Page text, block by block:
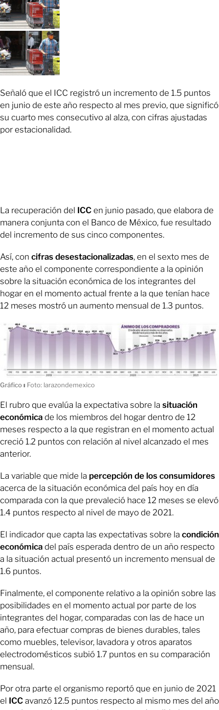
Señaló que el ICC registró un incremento de 1.5 puntos
en junio de este año respecto al mes previo, que significó
su cuarto mes consecutivo al alza, con cifras ajustadas
por estacionalidad.
La recuperación del ICC en junio pasado, que elabora de
manera conjunta con el Banco de México, fue resultado
del incremento de sus cinco componentes.
Así, con cifras desestacionalizadas, en el sexto mes de
este año el componente correspondiente a la opinión
sobre la situación económica de los integrantes del
hogar en el momento actual frente a la que tenían hace
12 meses mostró un aumento mensual de 1.3 puntos.
Gráficoı Foto: larazondemexico
El rubro que evalúa la expectativa sobre la situación
económica de los miembros del hogar dentro de 12
meses respecto a la que registran en el momento actual
creció 1.2 puntos con relación al nivel alcanzado el mes
anterior.
La variable que mide la percepción de los consumidores
acerca de la situación económica del país hoy en día
comparada con la que prevaleció hace 12 meses se elevó
1.4 puntos respecto al nivel de mayo de 2021.
El indicador que capta las expectativas sobre la condición
económica del país esperada dentro de un año respecto
a la situación actual presentó un incremento mensual de
1.6 puntos.
Finalmente, el componente relativo a la opinión sobre las
posibilidades en el momento actual por parte de los
integrantes del hogar, comparadas con las de hace un
año, para efectuar compras de bienes durables, tales
como muebles, televisor, lavadora y otros aparatos
electrodomésticos subió 1.7 puntos en su comparación
mensual.
Por otra parte el organismo reportó que en junio de 2021
el ICC avanzó 12.5 puntos respecto al mismo mes del año